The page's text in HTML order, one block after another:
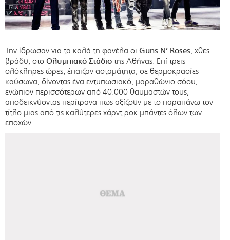
Την ίδρωσαν για τα καλά τη φανέλα οι Guns N’ Roses , χθες
βράδυ, στο Ολυμπιακό Στάδιο της Αθήνας. Επί τρεις
ολόκληρες ώρες, έπαιζαν ασταμάτητα, σε θερμοκρασίες
καύσωνα, δίνοντας ένα εντυπωσιακό, μαραθώνιο σόου,
ενώπιον περισσότερων από 40.000 θαυμαστών τους,
αποδεικνύοντας περίτρανα πως αξίζουν με το παραπάνω τον
τίτλο μιας από τις καλύτερες χάρντ ροκ μπάντες όλων των
εποχών.